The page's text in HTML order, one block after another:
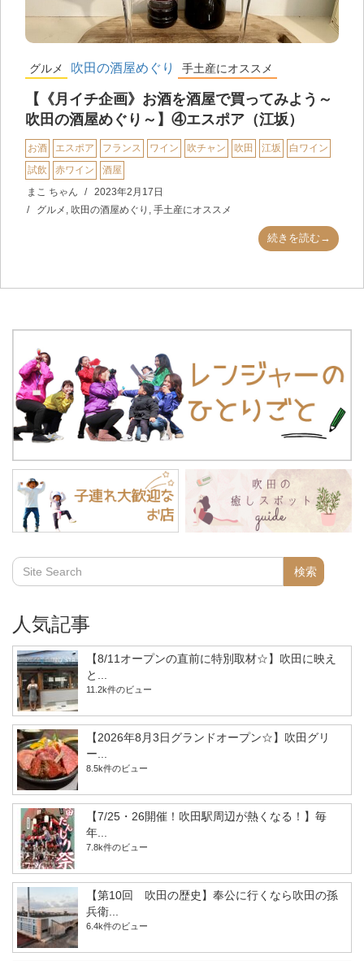
グルメ 吹田の酒屋めぐり 手土産にオススメ
【《月イチ企画》お酒を酒屋で買ってみよう～
吹田の酒屋めぐり～】④エスポア（江坂）
お酒 エスポア フランス ワイン 吹チャン 吹田 江坂
白ワイン
試飲
赤ワイン
酒屋
まこ ちゃん
2023年2月17日
グルメ 吹田の酒屋めぐり 手土産にオススメ
続きを読む→
人気記事
【8/11オープンの直前に特別取材☆】吹田に映え
と...
11.2k件のビュー
【2026年8月3日グランドオープン☆】吹田グリ
ー...
8.5k件のビュー
【7/25・26開催！吹田駅周辺が熱くなる！】毎
年...
7.8k件のビュー
【第10回 吹田の歴史】奉公に行くなら吹田の孫
兵衛...
6.4k件のビュー